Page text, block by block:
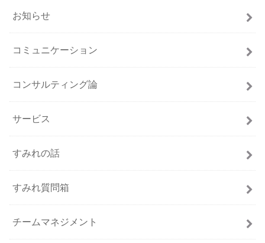
お知らせ
コミュニケーション
コンサルティング論
サービス
すみれの話
すみれ質問箱
チームマネジメント